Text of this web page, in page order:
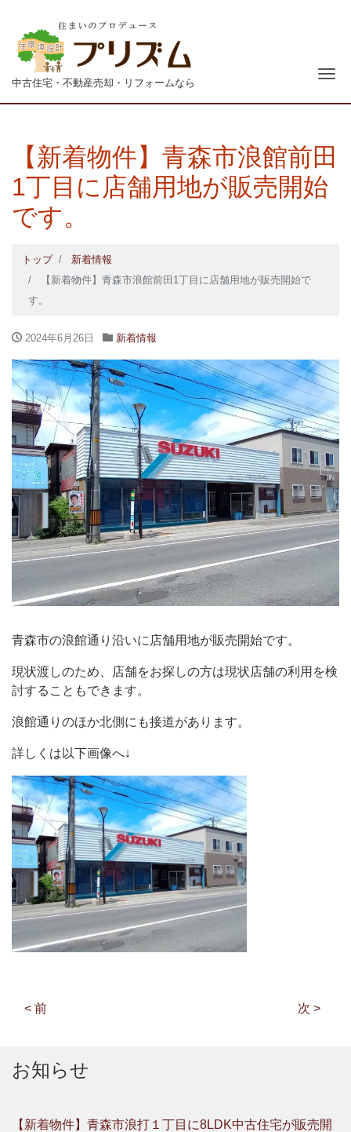
中古住宅・不動産売却・リフォームなら ナ
【新着物件】青森市浪館前田
1丁目に店舗用地が販売開始
です。
トップ
新着情報
【新着物件】青森市浪館前田1丁目に店舗用地が販売開始で
す。
2024年6月26日 新着情報
青森市の浪館通り沿いに店舗用地が販売開始です。
現状渡しのため、店舗をお探しの方は現状店舗の利用を検
討することもできます。
浪館通りのほか北側にも接道があります。
詳しくは以下画像へ↓
< 前 次 >
お知らせ
【新着物件】青森市浪打１丁目に8LDK中古住宅が販売開